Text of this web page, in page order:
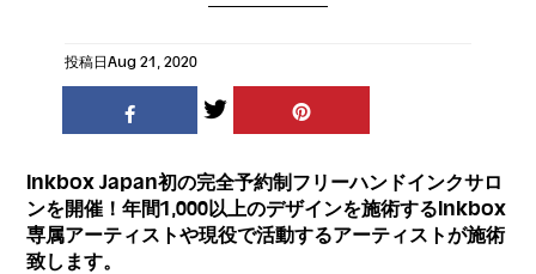
投稿日Aug 21, 2020
Inkbox Japan初の完全予約制フリーハンドインクサロ
ンを開催！年間1,000以上のデザインを施術するInkbox
専属アーティストや現役で活動するアーティストが施術
致します。